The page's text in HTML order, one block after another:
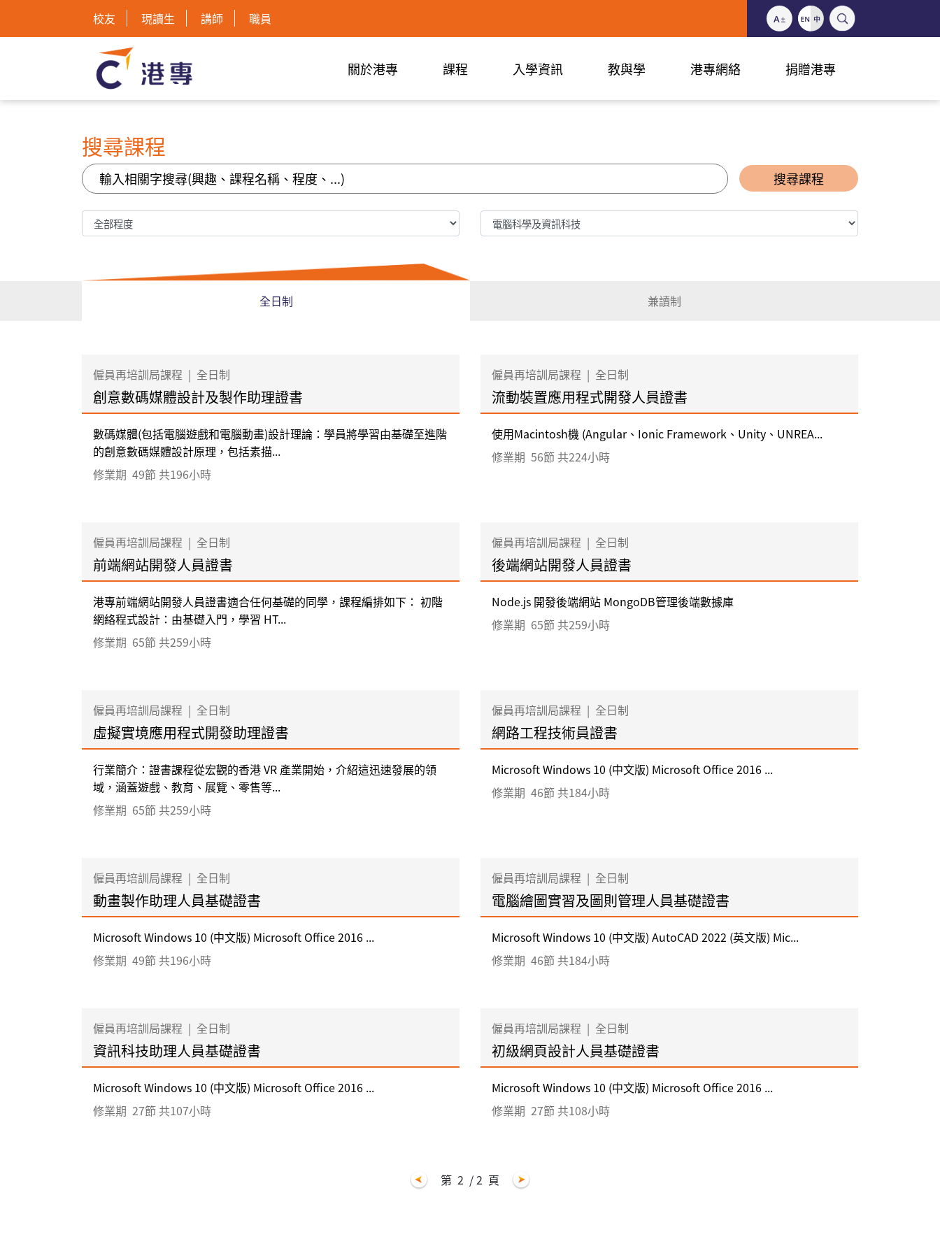
校友 現讀生 講師 職員
關於港專 課程 入學資訊 教與學 港專網絡 捐贈港專
搜尋課程
搜尋課程
全日制 兼讀制
僱員再培訓局課程 | 全日制
創意數碼媒體設計及製作助理證書
數碼媒體(包括電腦遊戲和電腦動畫)設計理論：學員將學習由基礎至進階
的創意數碼媒體設計原理，包括素描...
修業期 49節 共196小時
僱員再培訓局課程 | 全日制
流動裝置應用程式開發人員證書
使用Macintosh機 (Angular、Ionic Framework、Unity、UNREA...
修業期 56節 共224小時
僱員再培訓局課程 | 全日制
前端網站開發人員證書
港專前端網站開發人員證書適合任何基礎的同學，課程編排如下： 初階
網絡程式設計：由基礎入門，學習 HT...
修業期 65節 共259小時
僱員再培訓局課程 | 全日制
後端網站開發人員證書
Node.js 開發後端網站 MongoDB管理後端數據庫
修業期 65節 共259小時
僱員再培訓局課程 | 全日制
虛擬實境應用程式開發助理證書
行業簡介：證書課程從宏觀的香港 VR 產業開始，介紹這迅速發展的領
域，涵蓋遊戲、教育、展覽、零售等...
修業期 65節 共259小時
僱員再培訓局課程 | 全日制
網路工程技術員證書
Microsoft Windows 10 (中文版) Microsoft Office 2016 ...
修業期 46節 共184小時
僱員再培訓局課程 | 全日制
動畫製作助理人員基礎證書
Microsoft Windows 10 (中文版) Microsoft Office 2016 ...
修業期 49節 共196小時
僱員再培訓局課程 | 全日制
電腦繪圖實習及圖則管理人員基礎證書
Microsoft Windows 10 (中文版) AutoCAD 2022 (英文版) Mic...
修業期 46節 共184小時
僱員再培訓局課程 | 全日制
資訊科技助理人員基礎證書
Microsoft Windows 10 (中文版) Microsoft Office 2016 ...
修業期 27節 共107小時
僱員再培訓局課程 | 全日制
初級網頁設計人員基礎證書
Microsoft Windows 10 (中文版) Microsoft Office 2016 ...
修業期 27節 共108小時
第 2 / 2 頁